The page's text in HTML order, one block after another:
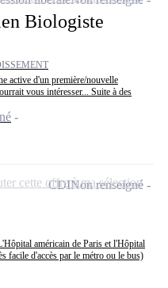
Biologiste
active d'un première/nouvelle
vous intéresser... Suite à des
américain de Paris et l'Hôpital
facile d'accès par le métro ou le bus)
CDINon renseigné
cette offre à ma sélection